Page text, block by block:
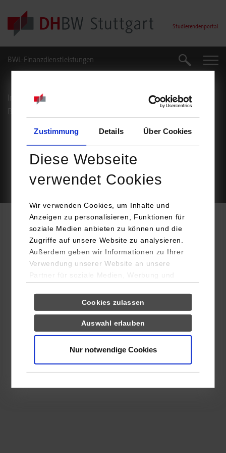
Zustimmung Details Über Cookies
Diese Webseite
verwendet Cookies
Wir verwenden Cookies, um Inhalte und
Anzeigen zu personalisieren, Funktionen für
soziale Medien anbieten zu können und die
Zugriffe auf unsere Website zu analysieren.
Außerdem geben wir Informationen zu Ihrer
Verwendung unserer Website an unsere
Partner für soziale Medien, Werbung und
YouTube, Google Maps) führen diese
Informationen möglicherweise mit weiteren
Daten zusammen, die Sie ihnen bereitgestellt
haben oder die sie im Rahmen Ihrer Nutzung
Notwendig
Präferenzen
Statistiken
Drittanbieter-Cookies (u.a.
Cookies zulassen
Auswahl erlauben
Nur notwendige Cookies
Skip to main content
Studierendenportal
BWL-Finanzdienstleistungen Suche
Footer Meta Navigation
Impressum
Datenschutz
Barrierefreiheit
© Duale Hochschule Baden-Württemberg Stuttgart